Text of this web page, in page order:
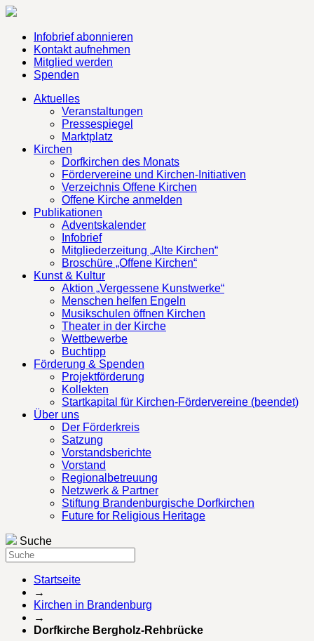
Infobrief abonnieren
Kontakt aufnehmen
Mitglied werden
Spenden
Aktuelles
Veranstaltungen
Pressespiegel
Marktplatz
Kirchen
Dorfkirchen des Monats
Fördervereine und Kirchen-Initiativen
Verzeichnis Offene Kirchen
Offene Kirche anmelden
Publikationen
Adventskalender
Infobrief
Mitgliederzeitung „Alte Kirchen“
Broschüre „Offene Kirchen“
Kunst & Kultur
Aktion „Vergessene Kunstwerke“
Menschen helfen Engeln
Musikschulen öffnen Kirchen
Theater in der Kirche
Wettbewerbe
Buchtipp
Förderung & Spenden
Projektförderung
Kollekten
Startkapital für Kirchen-Fördervereine (beendet)
Über uns
Der Förderkreis
Satzung
Vorstandsberichte
Vorstand
Regionalbetreuung
Netzwerk & Partner
Stiftung Brandenburgische Dorfkirchen
Future for Religious Heritage
Suche
Startseite
→
Kirchen in Brandenburg
→
Dorfkirche Bergholz-Rehbrücke